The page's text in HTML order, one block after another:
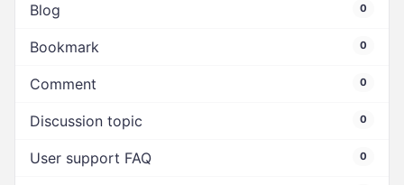
Blog 0
Bookmark 0
Comment 0
Discussion topic 0
User support FAQ 0